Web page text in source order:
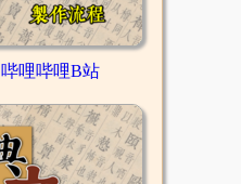
哔哩哔哩B站